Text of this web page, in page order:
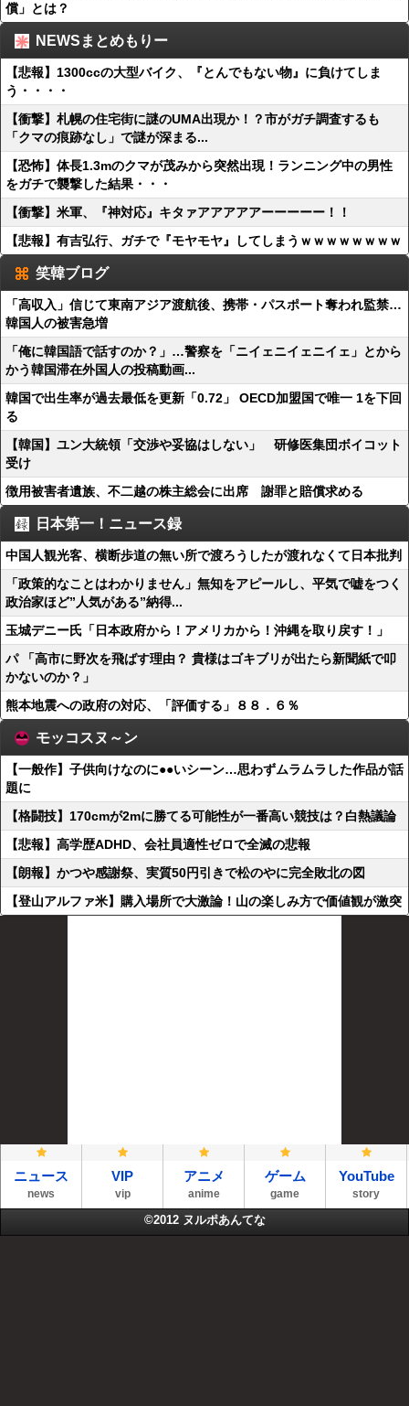
償」とは？
NEWSまとめもりー
【悲報】1300ccの大型バイク、『とんでもない物』に負けてしま
う・・・・
【衝撃】札幌の住宅街に謎のUMA出現か！？市がガチ調査するも
「クマの痕跡なし」で謎が深まる...
【恐怖】体長1.3mのクマが茂みから突然出現！ランニング中の男性
をガチで襲撃した結果・・・
【衝撃】米軍、『神対応』キタァアアアアアーーーーー！！
【悲報】有吉弘行、ガチで『モヤモヤ』してしまうｗｗｗｗｗｗｗｗ
笑韓ブログ
「高収入」信じて東南アジア渡航後、携帯・パスポート奪われ監禁…
韓国人の被害急増
「俺に韓国語で話すのか？」…警察を「ニイェニイェニイェ」とから
かう韓国滞在外国人の投稿動画...
韓国で出生率が過去最低を更新「0.72」 OECD加盟国で唯一 1を下回
る
【韓国】ユン大統領「交渉や妥協はしない」 研修医集団ボイコット
受け
徴用被害者遺族、不二越の株主総会に出席 謝罪と賠償求める
日本第一！ニュース録
中国人観光客、横断歩道の無い所で渡ろうしたが渡れなくて日本批判
「政策的なことはわかりません」無知をアピールし、平気で嘘をつく
政治家ほど”人気がある”納得...
玉城デニー氏「日本政府から！アメリカから！沖縄を取り戻す！」
パ 「高市に野次を飛ばす理由？ 貴様はゴキブリが出たら新聞紙で叩
かないのか？」
熊本地震への政府の対応、「評価する」８８．６％
モッコスヌ～ン
【一般作】子供向けなのに●●いシーン…思わずムラムラした作品が話
題に
【格闘技】170cmが2mに勝てる可能性が一番高い競技は？白熱議論
【悲報】高学歴ADHD、会社員適性ゼロで全滅の悲報
【朗報】かつや感謝祭、実質50円引きで松のやに完全敗北の図
【登山アルファ米】購入場所で大激論！山の楽しみ方で価値観が激突
ニュース
news
VIP
vip
アニメ
anime
ゲーム
game
YouTube
story
©2012 ヌルポあんてな